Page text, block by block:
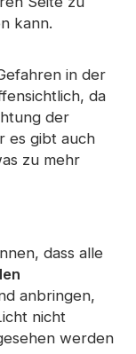
kann.
in der
da
der
es gibt auch
zu mehr
dass alle
anbringen,
nicht
werden